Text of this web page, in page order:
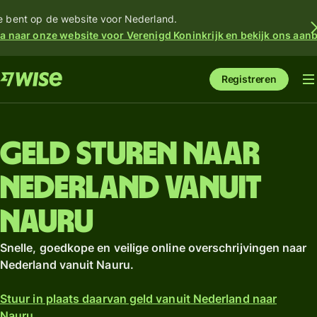
bent op de website voor Nederland.
naar onze website voor Verenigd Koninkrijk en bekijk ons
Registreren
Geld sturen naar
Nederland vanuit
Nauru
Snelle, goedkope en veilige online overschrijvingen naar
Nederland vanuit Nauru.
Stuur in plaats daarvan geld vanuit Nederland naar